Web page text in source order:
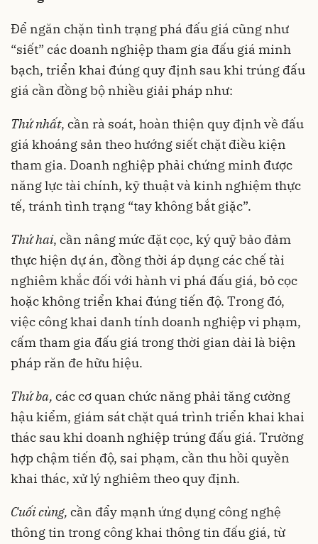
Để ngăn chặn tình trạng phá đấu giá cũng như
“siết” các doanh nghiệp tham gia đấu giá minh
bạch, triển khai đúng quy định sau khi trúng đấu
giá cần đồng bộ nhiều giải pháp như:
Thứ nhất, cần rà soát, hoàn thiện quy định về đấu
giá khoáng sản theo hướng siết chặt điều kiện
tham gia. Doanh nghiệp phải chứng minh được
năng lực tài chính, kỹ thuật và kinh nghiệm thực
tế, tránh tình trạng “tay không bắt giặc”.
Thứ hai, cần nâng mức đặt cọc, ký quỹ bảo đảm
thực hiện dự án, đồng thời áp dụng các chế tài
nghiêm khắc đối với hành vi phá đấu giá, bỏ cọc
hoặc không triển khai đúng tiến độ. Trong đó,
việc công khai danh tính doanh nghiệp vi phạm,
cấm tham gia đấu giá trong thời gian dài là biện
pháp răn đe hữu hiệu.
Thứ ba, các cơ quan chức năng phải tăng cường
hậu kiểm, giám sát chặt quá trình triển khai khai
thác sau khi doanh nghiệp trúng đấu giá. Trường
hợp chậm tiến độ, sai phạm, cần thu hồi quyền
khai thác, xử lý nghiêm theo quy định.
Cuối cùng, cần đẩy mạnh ứng dụng công nghệ
thông tin trong công khai thông tin đấu giá, từ